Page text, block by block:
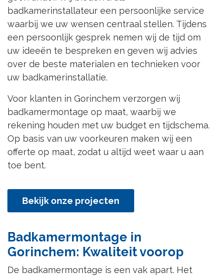
badkamerinstallateur een persoonlijke service
waarbij we uw wensen centraal stellen. Tijdens
een persoonlijk gesprek nemen wij de tijd om
uw ideeën te bespreken en geven wij advies
over de beste materialen en technieken voor
uw badkamerinstallatie.
Voor klanten in Gorinchem verzorgen wij
badkamermontage op maat, waarbij we
rekening houden met uw budget en tijdschema.
Op basis van uw voorkeuren maken wij een
offerte op maat, zodat u altijd weet waar u aan
toe bent.
Bekijk onze projecten
Badkamermontage in
Gorinchem: Kwaliteit voorop
De badkamermontage is een vak apart. Het